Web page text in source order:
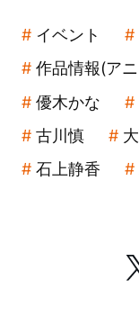
イベント
作品情報(ア
優木かな
古川慎
石上静香